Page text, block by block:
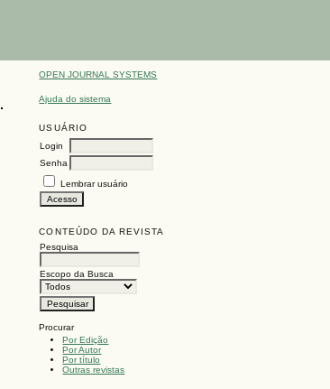
OPEN JOURNAL SYSTEMS
Ajuda do sistema
USUÁRIO
Login
Senha
Lembrar usuário
CONTEÚDO DA REVISTA
Pesquisa
Escopo da Busca
Procurar
Por Edição
Por Autor
Por título
Outras revistas